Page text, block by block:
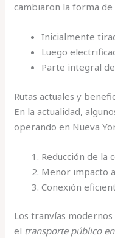
cambiaron la forma de
Inicialmente
Luego
Parte integral
Rutas actuales y
En la actualidad,
operando en Nueva
Reducción de la
Menor impacto
Conexión
Los tranvías
el transporte público